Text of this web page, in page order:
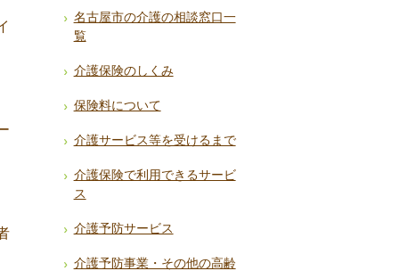
名古屋市の介護の相談窓口一
覧
介護保険のしくみ
保険料について
介護サービス等を受けるまで
介護保険で利用できるサービ
ス
介護予防サービス
介護予防事業・その他の高齢